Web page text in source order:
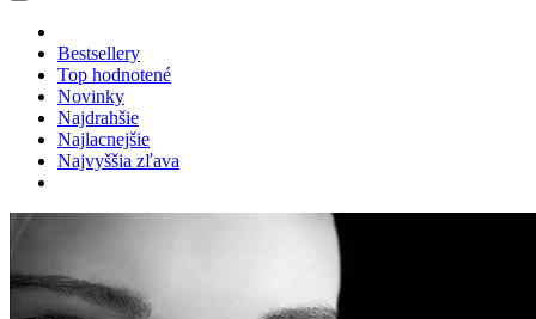
Bestsellery
Top hodnotené
Novinky
Najdrahšie
Najlacnejšie
Najvyššia zľava